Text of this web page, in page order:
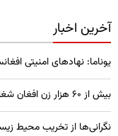
آخرین اخبار
یوناما: نهادهای امنیتی
بیش از ۶۰ هزار زن افغان شغل خود را از دست دادند
نگرانی‌ها از تخریب محیط